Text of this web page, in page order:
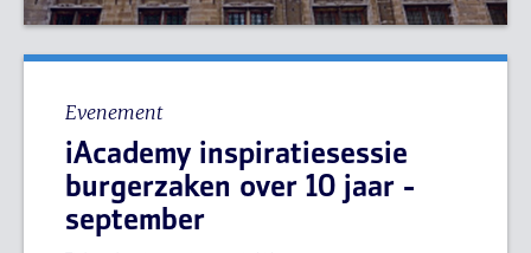
Evenement
iAcademy inspiratiesessie
burgerzaken over 10 jaar -
september